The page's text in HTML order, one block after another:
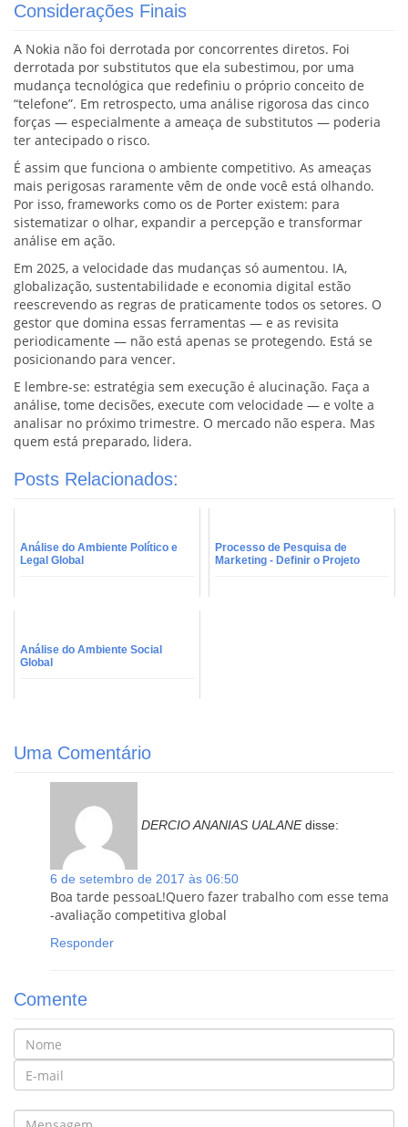
Considerações Finais
A Nokia não foi derrotada por concorrentes diretos. Foi
derrotada por substitutos que ela subestimou, por uma
mudança tecnológica que redefiniu o próprio conceito de
“telefone”. Em retrospecto, uma análise rigorosa das cinco
forças — especialmente a ameaça de substitutos — poderia
ter antecipado o risco.
É assim que funciona o ambiente competitivo. As ameaças
mais perigosas raramente vêm de onde você está olhando.
Por isso, frameworks como os de Porter existem: para
sistematizar o olhar, expandir a percepção e transformar
análise em ação.
Em 2025, a velocidade das mudanças só aumentou. IA,
globalização, sustentabilidade e economia digital estão
reescrevendo as regras de praticamente todos os setores. O
gestor que domina essas ferramentas — e as revisita
periodicamente — não está apenas se protegendo. Está se
posicionando para vencer.
E lembre-se: estratégia sem execução é alucinação. Faça a
análise, tome decisões, execute com velocidade — e volte a
analisar no próximo trimestre. O mercado não espera. Mas
quem está preparado, lidera.
Posts Relacionados:
Análise do Ambiente Político e
Legal Global
Processo de Pesquisa de
Marketing - Definir o Projeto
Análise do Ambiente Social
Global
Uma Comentário
DERCIO ANANIAS UALANE disse:
6 de setembro de 2017 às 06:50
Boa tarde pessoaL!Quero fazer trabalho com esse tema
-avaliação competitiva global
Responder
Comente